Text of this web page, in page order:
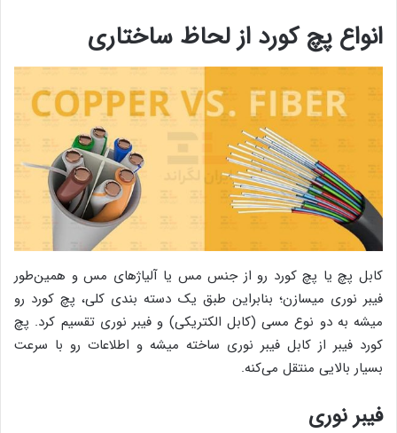
انواع پچ کورد از لحاظ ساختاری
کابل پچ یا پچ کورد رو از جنس مس یا آلیاژهای مس و همین‌طور
فیبر نوری میسازن؛ بنابراین طبق یک دسته بندی کلی، پچ کورد رو
میشه به دو نوع مسی (کابل الکتریکی) و فیبر نوری تقسیم کرد. پچ
کورد فیبر از کابل فیبر نوری ساخته میشه و اطلاعات رو با سرعت
بسیار بالایی منتقل می‌کنه.
فیبر نوری